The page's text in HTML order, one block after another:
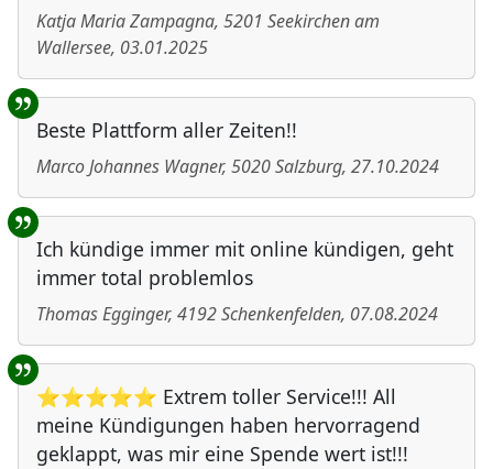
Katja Maria Zampagna, 5201 Seekirchen am
Wallersee, 03.01.2025
Beste Plattform aller Zeiten!!
Marco Johannes Wagner, 5020Salzburg, 27.10.2024
Ich kündige immer mit online kündigen, geht
immer total problemlos
Thomas Egginger, 4192Schenkenfelden, 07.08.2024
⭐⭐⭐⭐⭐ Extrem toller Service!!! All
meine Kündigungen haben hervorragend
geklappt, was mir eine Spende wert ist!!!